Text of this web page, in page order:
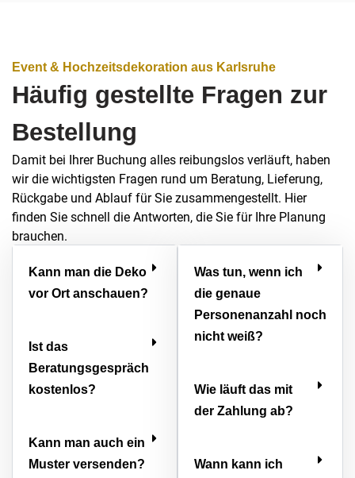
Event & Hochzeitsdekoration aus Karlsruhe
Häufig gestellte Fragen zur
Bestellung
Damit bei Ihrer Buchung alles reibungslos verläuft, haben
wir die wichtigsten Fragen rund um Beratung, Lieferung,
Rückgabe und Ablauf für Sie zusammengestellt. Hier
finden Sie schnell die Antworten, die Sie für Ihre Planung
brauchen.
Kann man die Deko
vor Ort anschauen?
Ist das
Beratungsgespräch
kostenlos?
Kann man auch ein
Muster versenden?
Was tun, wenn ich
die genaue
Personenanzahl noch
nicht weiß?
Wie läuft das mit
der Zahlung ab?
Wann kann ich